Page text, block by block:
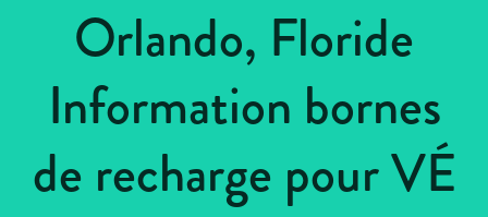
Orlando, Floride
Information bornes
de recharge pour VÉ
États-Unis > Floride